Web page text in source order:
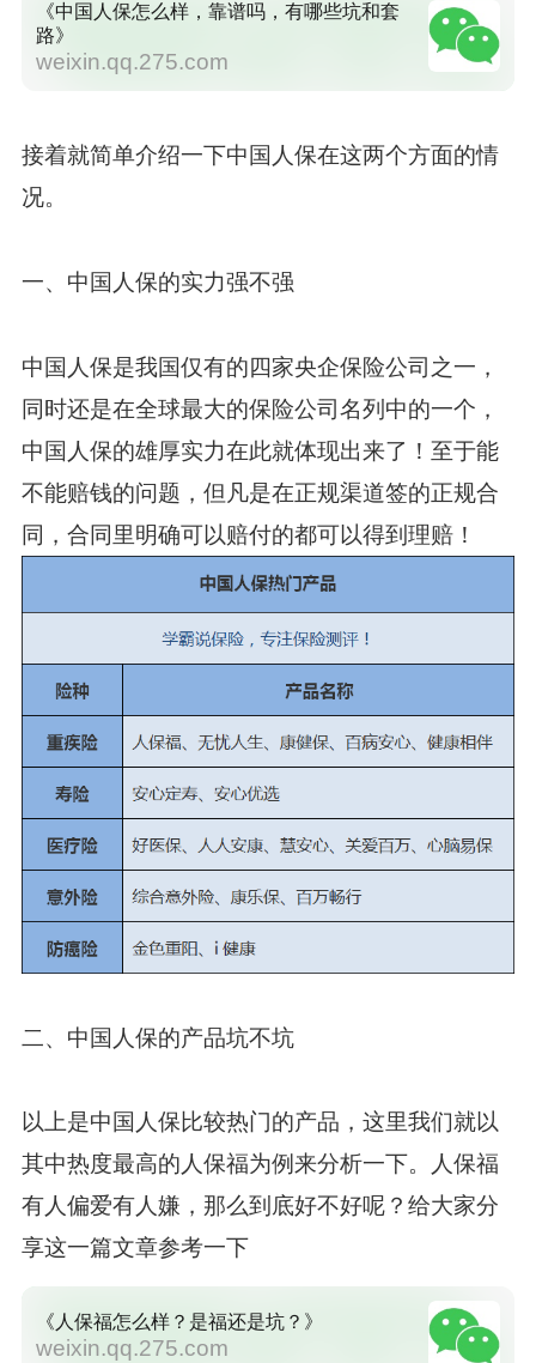
《中国人保怎么样，靠谱吗，有哪些坑和套
路》
weixin.qq.275.com
接着就简单介绍一下中国人保在这两个方面的情
况。
一、中国人保的实力强不强
中国人保是我国仅有的四家央企保险公司之一，
同时还是在全球最大的保险公司名列中的一个，
中国人保的雄厚实力在此就体现出来了！至于能
不能赔钱的问题，但凡是在正规渠道签的正规合
同，合同里明确可以赔付的都可以得到理赔！
二、中国人保的产品坑不坑
以上是中国人保比较热门的产品，这里我们就以
其中热度最高的人保福为例来分析一下。人保福
有人偏爱有人嫌，那么到底好不好呢？给大家分
享这一篇文章参考一下
《人保福怎么样？是福还是坑？》
weixin.qq.275.com